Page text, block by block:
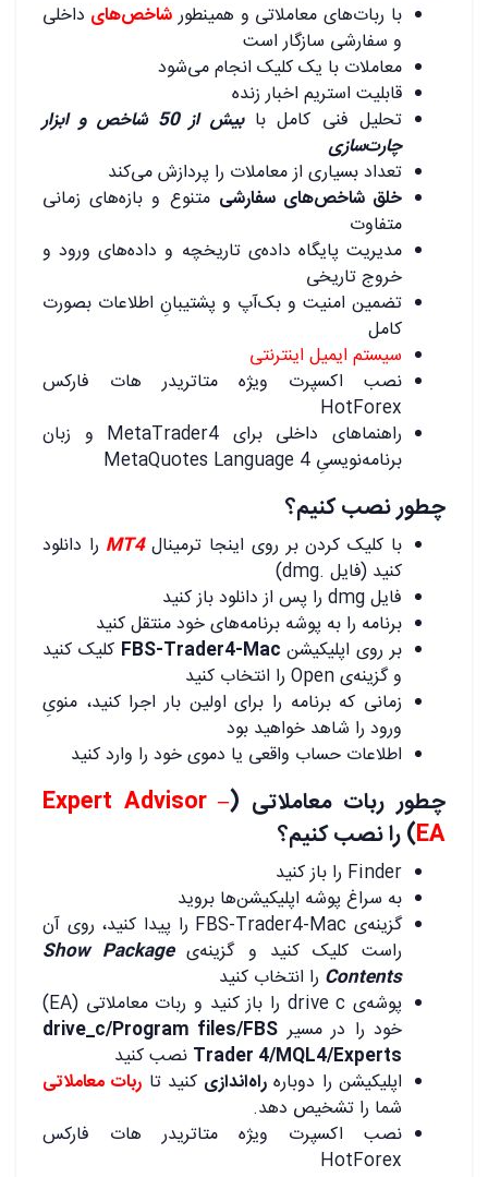
با ربات‌های معاملاتی و همینطورشاخص‌های داخلی
و سفارشی سازگار است
معاملات با یک کلیک انجام می‌شود
قابلیت استریم اخبار زنده
تحلیل فنی کامل با
بیش از 50 شاخص و ابزار
چارت‌سازی
تعداد بسیاری از معاملات را پردازش می‌کند
خلق شاخص‌های سفارشی متنوع و بازه‌های زمانی
متفاوت
مدیریت پایگاه داده‌ی تاریخچه و داده‌های ورود و
خروج تاریخی
تضمین امنیت و بک‌آپ و پشتیبانِ اطلاعات بصورت
کامل
سیستم ایمیل اینترنتی
نصب اکسپرت ویژه متاتریدر هات فارکس
HotForex
راهنماهای داخلی برای MetaTrader4 و زبان
برنامه‌نویسیِ MetaQuotes Language 4
چطور نصب کنیم؟
با کلیک کردن بر روی اینجا ترمینالMT4 را دانلود
کنید (فایل .dmg)
فایل dmg را پس از دانلود باز کنید
برنامه را به پوشه برنامه‌های خود منتقل کنید
بر روی اپلیکیشن FBS-Trader4-Mac کلیک کنید
و گزینه‌ی Open را انتخاب کنید
زمانی که برنامه را برای اولین بار اجرا کنید، منویِ
ورود را شاهد خواهید بود
اطلاعات حساب واقعی یا دموی خود را وارد کنید
چطور ربات معاملاتی (Expert Advisor –
EA) را نصب کنیم؟
Finder را باز کنید
به سراغ پوشه اپلیکیشن‌ها بروید
گزینه‌ی FBS-Trader4-Mac را پیدا کنید، روی آن
راست کلیک کنید و گزینه‌ی Show Package
Contents را انتخاب کنید
پوشه‌ی drive c را باز کنید و ربات معاملاتی (EA)
خود را در مسیر drive_c/Program files/FBS
Trader 4/MQL4/Experts نصب کنید
اپلیکیشن را دوباره راه‌اندازی کنید تا ربات معاملاتی
شما را تشخیص دهد.
نصب اکسپرت ویژه متاتریدر هات فارکس
HotForex